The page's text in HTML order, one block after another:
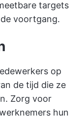
targets
voortgang.
op
de tijd die ze
Zorg voor
hun